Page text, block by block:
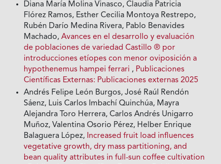
Diana María Molina Vinasco, Claudia Patricia
Flórez Ramos, Esther Cecilia Montoya Restrepo,
Rubén Darío Medina Rivera, Pablo Benavides
Machado,Avances en el desarrollo y evaluación
de poblaciones de variedad Castillo ® por
introducciones etíopes con menor oviposición a
hypothenemus hampei ferrari , Publicaciones
Científicas Externas: Publicaciones externas 2025
Andrés Felipe León Burgos, José Raúl Rendón
Sáenz, Luis Carlos Imbachí Quinchúa, Mayra
Alejandra Toro Herrera, Carlos Andrés Unigarro
Muñoz, Valentina Osorio Pérez, Helber Enrique
Balaguera López, Increased fruit load influences
vegetative growth, dry mass partitioning, and
bean quality attributes in full-sun coffee cultivation